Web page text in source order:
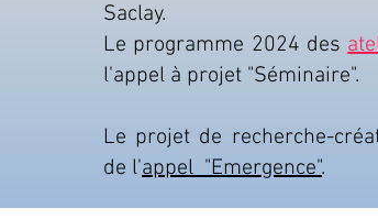
Saclay.
Le programme 2024 des
l'appel à projet "Séminaire".
Le projet de recherche-
de l'appel "Emergence".